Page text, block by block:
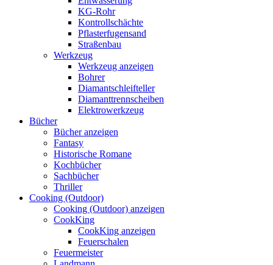
KG-Rohr
Kontrollschächte
Pflasterfugensand
Straßenbau
Werkzeug
Werkzeug anzeigen
Bohrer
Diamantschleifteller
Diamanttrennscheiben
Elektrowerkzeug
Bücher
Bücher anzeigen
Fantasy
Historische Romane
Kochbücher
Sachbücher
Thriller
Cooking (Outdoor)
Cooking (Outdoor) anzeigen
CookKing
CookKing anzeigen
Feuerschalen
Feuermeister